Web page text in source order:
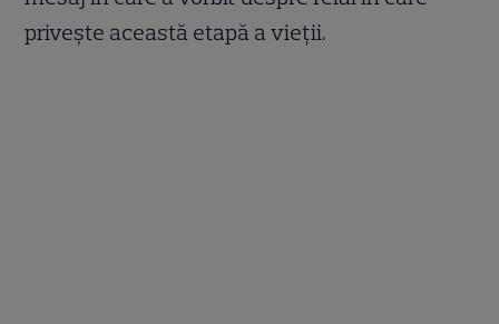
privește această etapă a vieții.